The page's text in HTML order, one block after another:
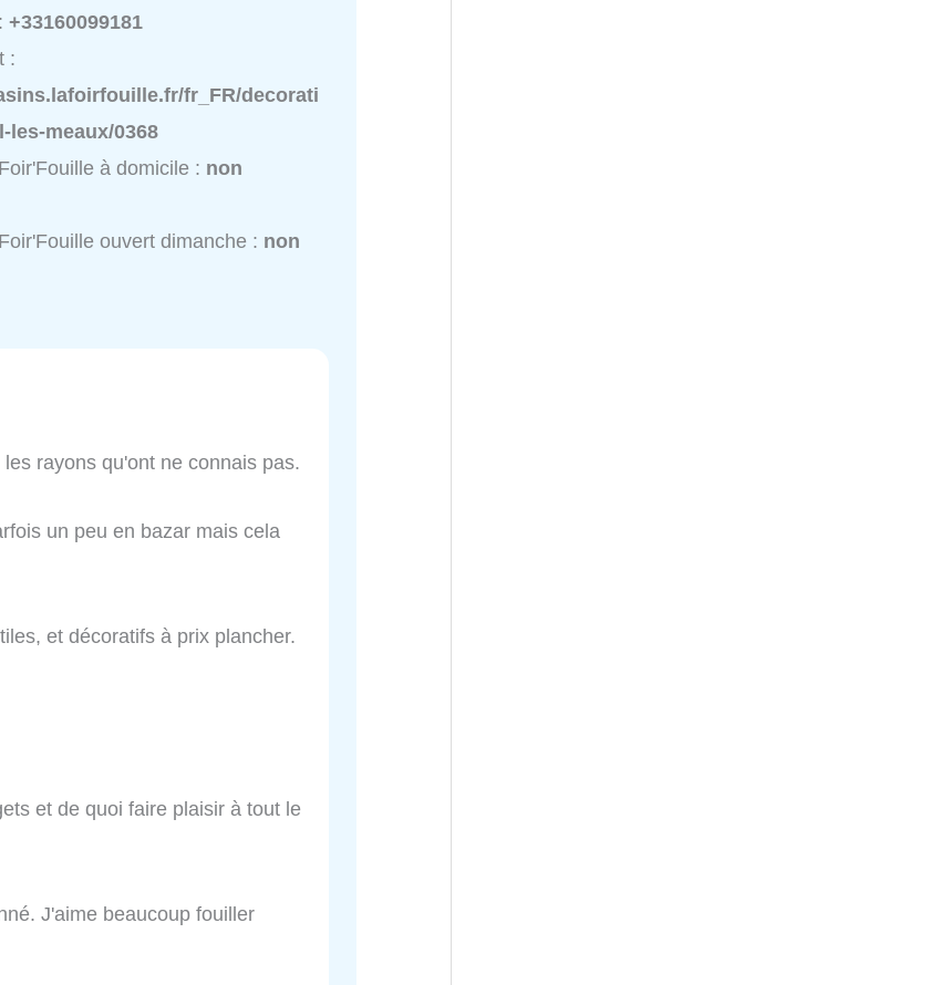
+33160099181
:
fr_FR/decorati
les-meaux/0368
à domicile : non
ouvert dimanche : non
rayons qu'ont ne connais pas.
un peu en bazar mais cela
et décoratifs à prix plancher.
et de quoi faire plaisir à tout le
J'aime beaucoup fouiller